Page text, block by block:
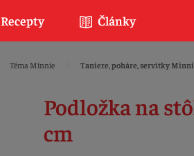
Téma Minnie Taniere, poháre, servítky
Podložka na
cm
Recepty Články